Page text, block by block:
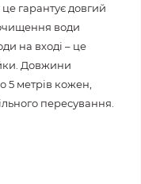
гарантує довгий
води
на вході – це
Довжини
5 метрів кожен,
пересування.